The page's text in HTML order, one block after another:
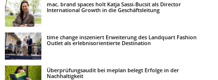
mac. brand spaces holt Katja Sassi-Bucsit als Director
International Growth in die Geschäftsleitung
time change inszeniert Erweiterung des Landquart Fashion
Outlet als erlebnisorientierte Destination
Überprüfungsaudit bei meplan belegt Erfolge in der
Nachhaltigkeit